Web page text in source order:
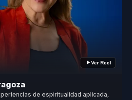
Ver Reel
de espiritualidad aplicada,